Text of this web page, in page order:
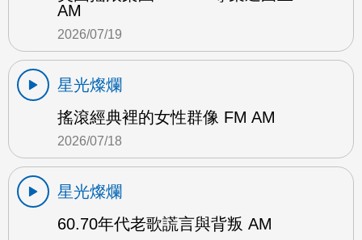
AM
2026/07/19
星光燦爛
搖滾經典裡的女性群像 FM AM
2026/07/18
星光燦爛
60.70年代老歌謊言與背叛 AM